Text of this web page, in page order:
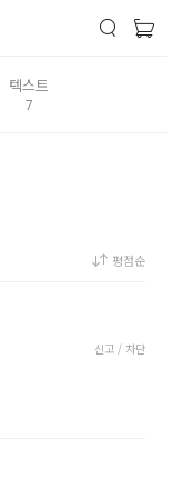
텍스트
7
평점순
신고 / 차단